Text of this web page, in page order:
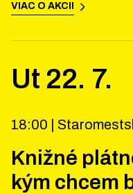
VIAC O AKCII
Ut 22. 7.
18:00 |
Knižné
kým chcem